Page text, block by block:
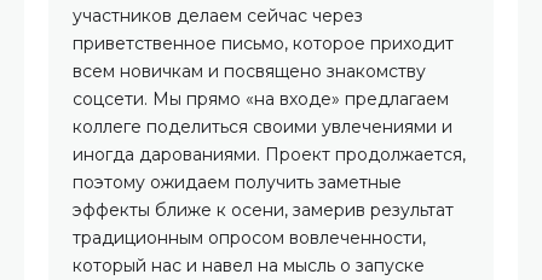
участников делаем сейчас через
приветственное письмо, которое приходит
всем новичкам и посвящено знакомству
соцсети. Мы прямо «на входе» предлагаем
коллеге поделиться своими увлечениями и
иногда дарованиями. Проект продолжается,
поэтому ожидаем получить заметные
эффекты ближе к осени, замерив результат
традиционным опросом вовлеченности,
который нас и навел на мысль о запуске